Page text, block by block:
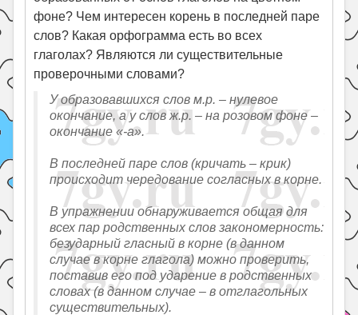
фоне? Чем интересен корень в последней паре
слов? Какая орфограмма есть во всех
глаголах? Являются ли существительные
проверочными словами?
У образовавшихся слов м.р. – нулевое
окончание, а у слов ж.р. – на розовом фоне –
окончание «-а».
В последней паре слов (кричать – крик)
происходит чередование согласных в корне.
В упражнении обнаруживается общая для
всех пар родственных слов закономерность:
безударный гласный в корне (в данном
случае в корне глагола) можно проверить,
поставив его под ударение в родственных
словах (в данном случае – в отглагольных
существительных).